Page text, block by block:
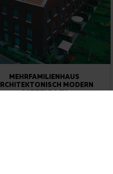
MEHRFAMILIENHAUS
MODERN
SATTELDACH